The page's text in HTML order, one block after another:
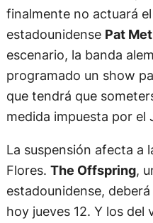
finalmente no actuará
estadounidense Pat
escenario, la banda
programado un show
que tendrá que
medida impuesta por
La suspensión afecta a
Flores. The Offspring,
estadounidense,
hoy jueves 12. Y los del